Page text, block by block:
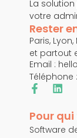
La
votre
Rester
Paris,
et partout
Email :
Téléphone
Pour qui
Software